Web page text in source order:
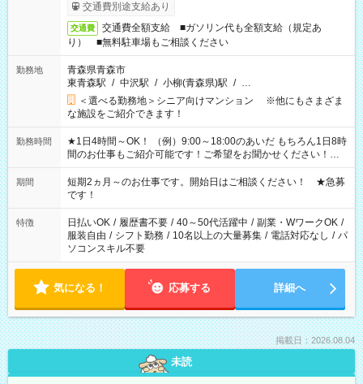
交通費別途支給あり
交通費
交通費全額支給 ■ガソリン代も全額支給（規定あ
り） ■無料駐車場もご相談ください
勤務地
青森県青森市
東青森駅 / 中沢駅 / 小柳(青森県)駅 / …
＜選べる勤務地＞シニア向けマンション ※他にもさまざま
な施設をご紹介できます！
勤務時間
★1日4時間～OK！ （例）9:00～18:00のあいだ もちろん1日8時
間のお仕事もご紹介可能です！ご希望をお聞かせください！★
家庭の都合でお休みが必要な場合も遠慮なくご相談ください。
※週最低15時間以上の勤務が必要です
期間
短期2ヵ月～のお仕事です。開始日はご相談ください！ ★急募
です！
特徴 日払いOK / 履歴書不要 / 40～50代活躍中 / 副業・WワークOK /
服装自由 / シフト勤務 / 10名以上の大量募集 / 電話対応なし / パ
ソコンスキル不要
気になる！ 応募する 詳細へ
掲載日：2026.08.04
未読